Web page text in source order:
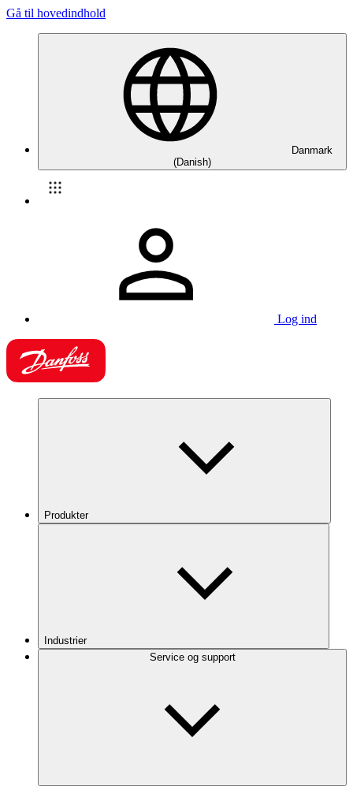
Gå til hovedindhold
Danmark
(Danish)
Log ind
Produkter
Industrier
Service og support